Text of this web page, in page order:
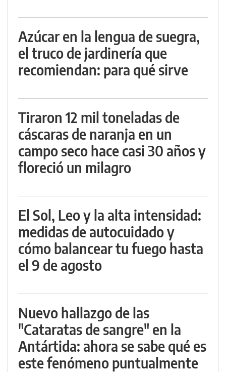
Azúcar en la lengua de suegra,
el truco de jardinería que
recomiendan: para qué sirve
Tiraron 12 mil toneladas de
cáscaras de naranja en un
campo seco hace casi 30 años y
floreció un milagro
El Sol, Leo y la alta intensidad:
medidas de autocuidado y
cómo balancear tu fuego hasta
el 9 de agosto
Nuevo hallazgo de las
"Cataratas de sangre" en la
Antártida: ahora se sabe qué es
este fenómeno puntualmente